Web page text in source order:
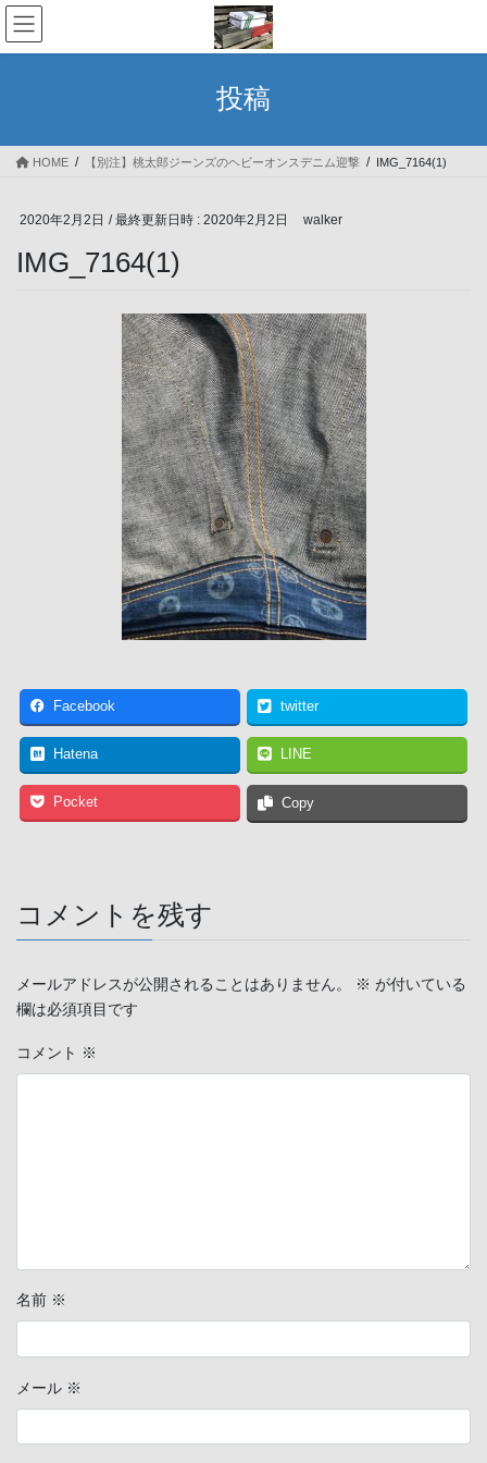
コ
ン
テ
ス
ナ
ビ
ゲ
ン
投稿
HOME 【別注】桃太郎ジーンズのヘビーオンスデニム迎撃 IMG_7164(1)
2020年2月2日 / 最終更新日時 : 2020年2月2日 walker
IMG_7164(1)
Facebook twitter
Hatena LINE
Pocket Copy
コメントを残す
メールアドレスが公開されることはありません。 ※ が付いている
欄は必須項目です
コメント ※
名前 ※
メール ※